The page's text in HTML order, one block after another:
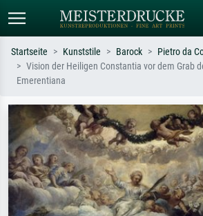
oder Stilen – z.B. Monet,
Sternennacht, Impressionismus, Welle
Hokusai, Akt.
Wiese,
Ölgemälde,
Startseite Kunststile Barock
Pietro da
Vision der Heiligen Constantia vor dem Grab
Emerentiana